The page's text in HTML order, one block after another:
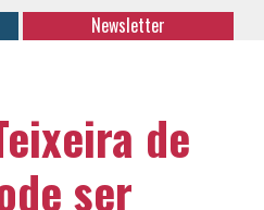
Newsletter
de
ser